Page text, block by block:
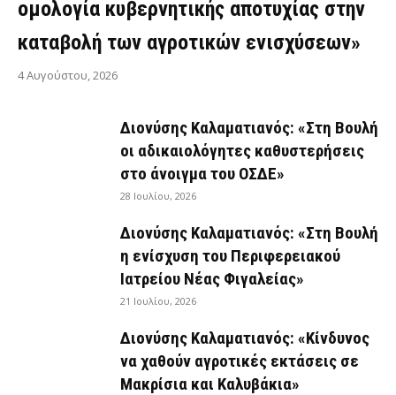
ομολογία κυβερνητικής αποτυχίας στην
καταβολή των αγροτικών ενισχύσεων»
4 Αυγούστου, 2026
Διονύσης Καλαματιανός: «Στη Βουλή
οι αδικαιολόγητες καθυστερήσεις
στο άνοιγμα του ΟΣΔΕ»
28 Ιουλίου, 2026
Διονύσης Καλαματιανός: «Στη Βουλή
η ενίσχυση του Περιφερειακού
Ιατρείου Νέας Φιγαλείας»
21 Ιουλίου, 2026
Διονύσης Καλαματιανός: «Κίνδυνος
να χαθούν αγροτικές εκτάσεις σε
Μακρίσια και Καλυβάκια»